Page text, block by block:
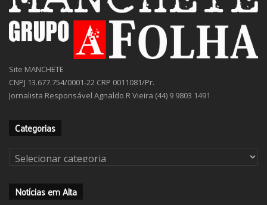
Site MANCHETE
CNPJ 13.677.754/0001-22 CRP 0011081/Pr.
Jornalista Responsável Agnaldo R Vieira (44) 9 9803 1491
Categorias
Categorias
Notícias em Alta